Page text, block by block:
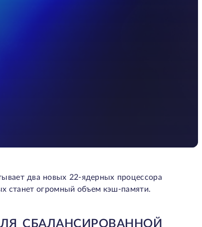
два новых 22-ядерных процессора
станет огромный объем кэш-памяти.
СБАЛАНСИРОВАННОЙ